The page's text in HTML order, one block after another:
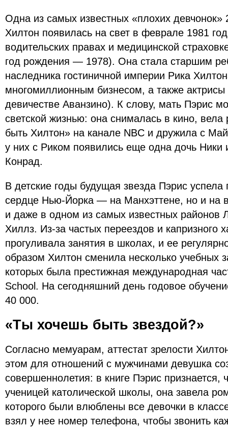
Одна из самых известных «плохих девчонок»
Хилтон появилась на свет в феврале 1981
водительских правах и медицинской
год рождения — 1978). Она стала старшим
наследника гостиничной империи Рика
многомиллионным бизнесом, а также актрисы
девичестве Аванзино). К слову, мать Пэрис
светской жизнью: она снималась в кино,
быть Хилтон» на канале NBC и дружила с
у них с Риком появились еще одна дочь
Конрад.
В детские годы будущая звезда Пэрис
сердце Нью-Йорка — на Манхэттене, но и на
и даже в одном из самых известных районов
Хиллз. Из-за частых переездов и капризного
прогуливала занятия в школах, и ее
образом Хилтон сменила несколько учебных
которых была престижная международная
School. На сегодняшний день годовое
40 000.
«Ты хочешь быть звездой?»
Согласно мемуарам, аттестат зрелости
этом для отношений с мужчинами девушка
совершеннолетия: в книге Пэрис признается,
ученицей католической школы, она завела
которого были влюблены все девочки в
взял у нее номер телефона, чтобы звонить